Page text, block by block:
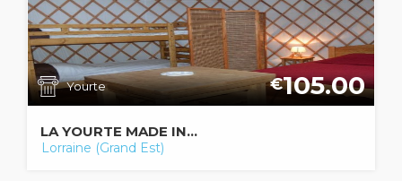
Yourte €105.00
LA YOURTE MADE IN...
Lorraine (Grand Est)